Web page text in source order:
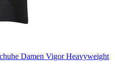
Damen Vigor Heavyweight